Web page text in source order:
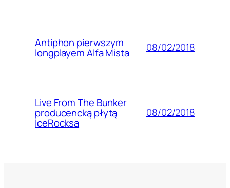
Antiphon pierwszym
longplayem Alfa Mista 08/02/2018
Live From The Bunker
producencką płytą
IceRocksa
08/02/2018